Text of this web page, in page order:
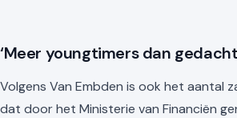
‘Meer youngtimers dan
Volgens Van Embden is ook het aantal
dat door het Ministerie van Financiën